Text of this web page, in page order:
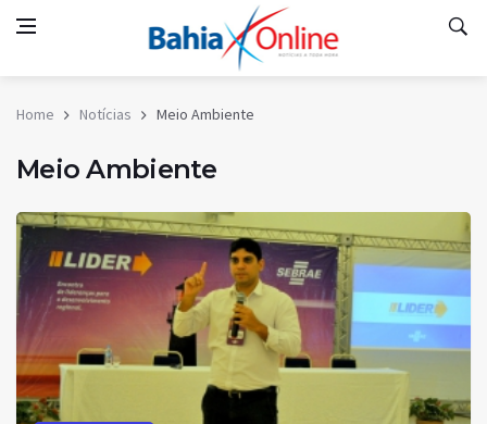
Home Notícias Meio Ambiente
Meio Ambiente